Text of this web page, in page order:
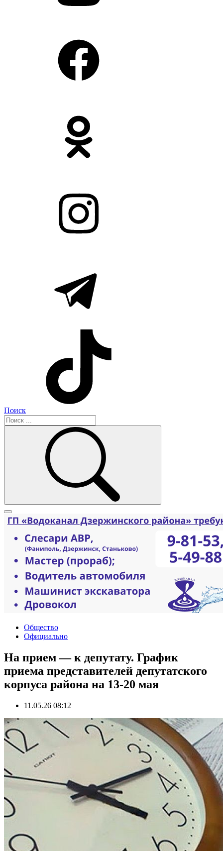
Поиск
Общество
Официально
На прием — к депутату. График
приема представителей депутатского
корпуса района на 13-20 мая
11.05.26 08:12